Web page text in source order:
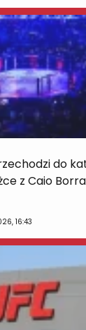
do
z Caio
16:43